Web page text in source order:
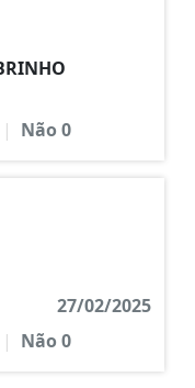
| Não0
27/02/2025
| Não0